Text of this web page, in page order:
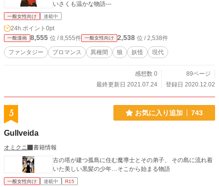
いさくも温かな物語---
一般女性向け 連載中
24h.ポイント 0pt
一般漫画 8,555 位 / 8,555件 一般女性向け 2,538 位 / 2,538件
ファンタジー ブロマンス 異種間 狼 妖怪 現代
感想数 0
89ページ
最終更新日 2021.07.24
登録日 2020.12.02
5 お気に入り追加 743
Gullveida
オミクニ
書籍情報
古の塔が建つ孤島に住む魔導士とその弟子、 その島に流れ着
いた美しい黒髪の少年…そこから始まる物語
一般女性向け 連載中 R15